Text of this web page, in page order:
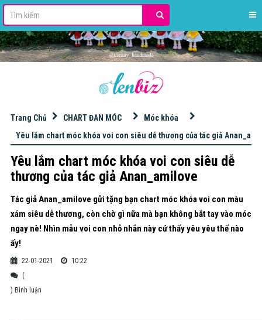
Trang Chủ CHART ĐAN MÓC
Móc khóa
Yêu lắm chart móc khóa voi con siêu dễ thương của tác giả
Yêu lắm chart móc khóa voi con siêu dễ
thương của tác giả Anan_amilove
Tác giả Anan_amilove gửi tặng bạn chart móc khóa voi con màu
xám siêu dễ thương, còn chờ gì nữa mà bạn không bắt tay vào móc
ngay nè! Nhìn mẫu voi con nhỏ nhắn này cứ thấy yêu yêu thế nào
ấy!
22-01-2021
10:22
(
) Bình luận